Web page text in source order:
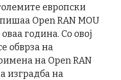
европски
Open RAN MOU
година. Со овој
обврза на
на Open RAN
изградба на